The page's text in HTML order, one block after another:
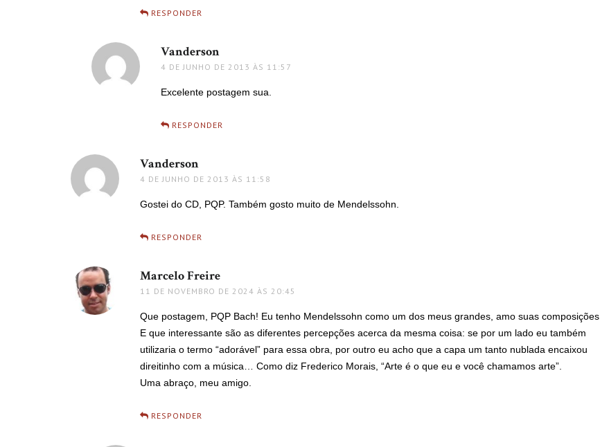
RESPONDER
Vanderson
4 DE JUNHO DE 2013 ÀS 11:57
Excelente postagem sua.
RESPONDER
Vanderson
4 DE JUNHO DE 2013 ÀS 11:58
Gostei do CD, PQP. Também gosto muito de Mendelssohn.
RESPONDER
Marcelo Freire
11 DE NOVEMBRO DE 2024 ÀS 20:45
Que postagem, PQP Bach! Eu tenho Mendelssohn como um dos meus grandes, amo suas composições.
E que interessante são as diferentes percepções acerca da mesma coisa: se por um lado eu também
utilizaria o termo “adorável” para essa obra, por outro eu acho que a capa um tanto nublada encaixou
direitinho com a música… Como diz Frederico Morais, “Arte é o que eu e você chamamos arte”.
Uma abraço, meu amigo.
RESPONDER